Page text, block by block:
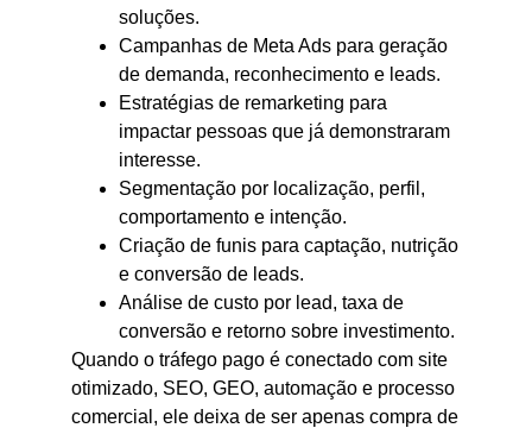
soluções.
Campanhas de Meta Ads para geração
de demanda, reconhecimento e leads.
Estratégias de remarketing para
impactar pessoas que já demonstraram
interesse.
Segmentação por localização, perfil,
comportamento e intenção.
Criação de funis para captação, nutrição
e conversão de leads.
Análise de custo por lead, taxa de
conversão e retorno sobre investimento.
Quando o tráfego pago é conectado com site
otimizado, SEO, GEO, automação e processo
comercial, ele deixa de ser apenas compra de